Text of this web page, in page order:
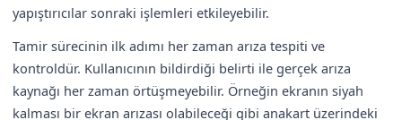
yapıştırıcılar sonraki işlemleri etkileyebilir.
Tamir sürecinin ilk adımı her zaman arıza tespiti ve
kontroldür. Kullanıcının bildirdiği belirti ile gerçek arıza
kaynağı her zaman örtüşmeyebilir. Örneğin ekranın siyah
kalması bir ekran arızası olabileceği gibi anakart üzerindeki